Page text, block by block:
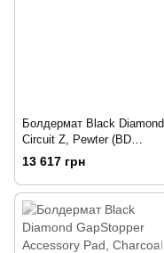
Болдермат Black Diamond
Circuit Z, Pewter (BD
5508401016ALL1)
13 617 грн